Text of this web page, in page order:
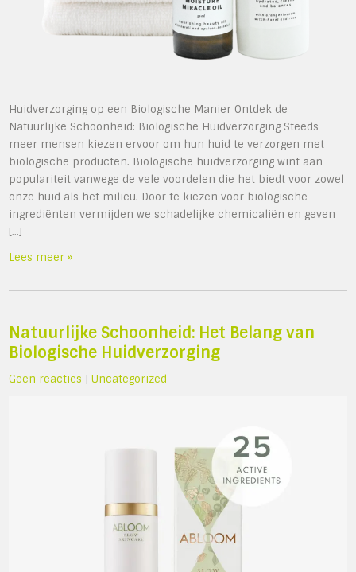
Huidverzorging op een Biologische Manier Ontdek de
Natuurlijke Schoonheid: Biologische Huidverzorging Steeds
meer mensen kiezen ervoor om hun huid te verzorgen met
biologische producten. Biologische huidverzorging wint aan
populariteit vanwege de vele voordelen die het biedt voor zowel
onze huid als het milieu. Door te kiezen voor biologische
ingrediënten vermijden we schadelijke chemicaliën en geven
[…]
Lees meer »
Natuurlijke Schoonheid: Het Belang van
Biologische Huidverzorging
Geen reacties |Uncategorized